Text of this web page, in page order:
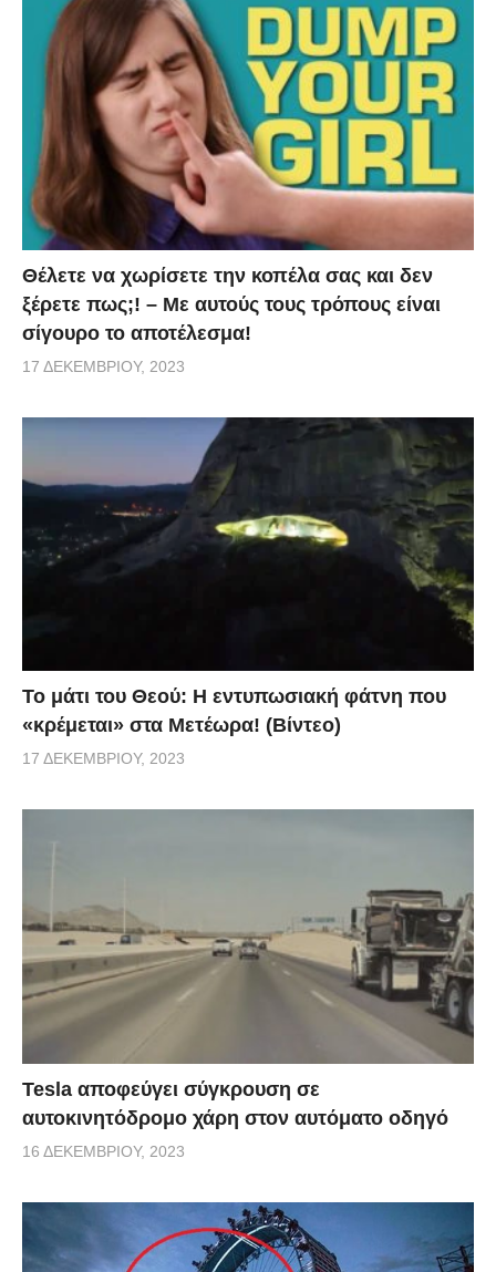
Θέλετε να χωρίσετε την κοπέλα σας και δεν
ξέρετε πως;! – Με αυτούς τους τρόπους είναι
σίγουρο το αποτέλεσμα!
17 ΔΕΚΕΜΒΡΊΟΥ, 2023
Το μάτι του Θεού: Η εντυπωσιακή φάτνη που
«κρέμεται» στα Μετέωρα! (Βίντεο)
17 ΔΕΚΕΜΒΡΊΟΥ, 2023
Tesla αποφεύγει σύγκρουση σε
αυτοκινητόδρομο χάρη στον αυτόματο οδηγό
16 ΔΕΚΕΜΒΡΊΟΥ, 2023